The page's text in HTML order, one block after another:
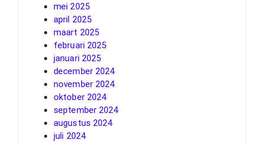
mei 2025
april 2025
maart 2025
februari 2025
januari 2025
december 2024
november 2024
oktober 2024
september 2024
augustus 2024
juli 2024